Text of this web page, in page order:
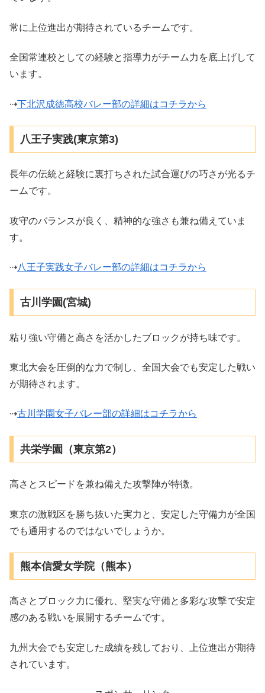
常に上位進出が期待されているチームです。
全国常連校としての経験と指導力がチーム力を底上げして
います。
⇢下北沢成徳高校バレー部の詳細はコチラから
八王子実践(東京第3)
長年の伝統と経験に裏打ちされた試合運びの巧さが光るチ
ームです。
攻守のバランスが良く、精神的な強さも兼ね備えていま
す。
⇢八王子実践女子バレー部の詳細はコチラから
古川学園(宮城)
粘り強い守備と高さを活かしたブロックが持ち味です。
東北大会を圧倒的な力で制し、全国大会でも安定した戦い
が期待されます。
⇢古川学園女子バレー部の詳細はコチラから
共栄学園（東京第2）
高さとスピードを兼ね備えた攻撃陣が特徴。
東京の激戦区を勝ち抜いた実力と、安定した守備力が全国
でも通用するのではないでしょうか。
熊本信愛女学院（熊本）
高さとブロック力に優れ、堅実な守備と多彩な攻撃で安定
感のある戦いを展開するチームです。
九州大会でも安定した成績を残しており、上位進出が期待
されています。